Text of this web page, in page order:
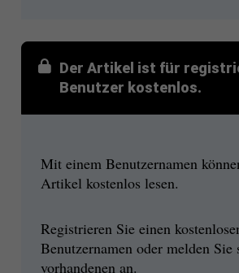
Der Artikel ist für
Benutzer kostenlos.
Mit einem Benutzernamen
Artikel kostenlos lesen.
Registrieren Sie einen
Benutzernamen oder melden
vorhandenen an.